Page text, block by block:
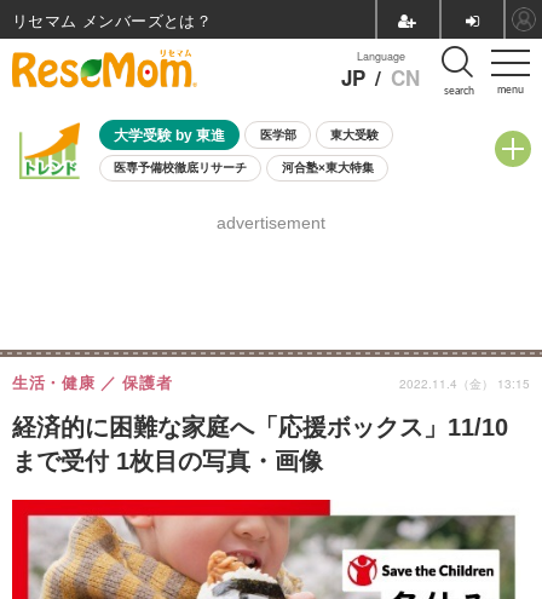
menu
Language
JP / CN search
大学受験 by 東進 医学部 東大受験
医専予備校徹底リサーチ 河合塾×東大特集
8月開催学校説明会・相談会
advertisement
経済的に困難な家庭へ「応援ボックス」11/10
まで受付 1枚目の写真・画像
生活・健康 保護者 2022.11.4（金） 13:15
リセマム メンバーズ